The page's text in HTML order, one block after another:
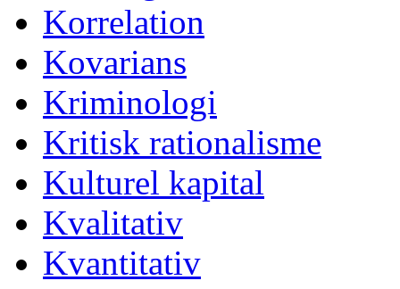
Korrelation
Kovarians
Kriminologi
Kritisk rationalisme
Kulturel kapital
Kvalitativ
Kvantitativ